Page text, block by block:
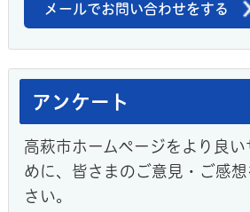
メールでお問い合わせをする
アンケート
高萩市ホームページをより良
めに、皆さまのご意見・ご感
さい。